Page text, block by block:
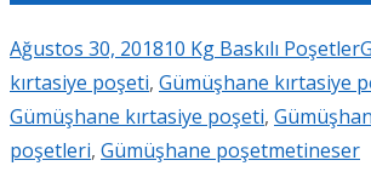
Ağustos 30, 201810 Kg Baskılı Poşetler
kırtasiye poşeti, Gümüşhane kırtasiye
Gümüşhane kırtasiye poşeti,
poşetleri, Gümüşhane poşetmetineser